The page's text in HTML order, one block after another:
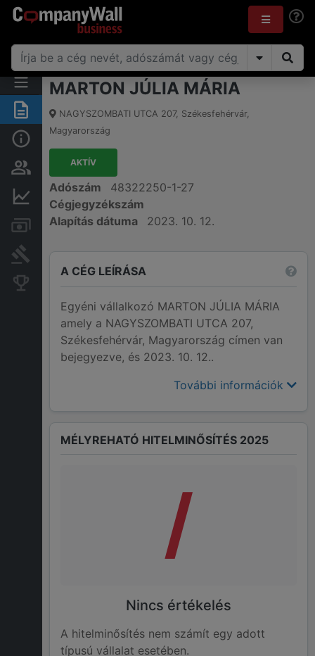
Összegzés
Alap információk
Személyek és tulajdonjog
Számlák és zárolások
Bírósági eljárások
MARTON JÚLIA MÁRIA
NAGYSZOMBATI UTCA 207, Székesfehérvár,
Magyarország
AKTÍV
Adószám
48322250-1-27
Cégjegyzékszám
Alapítás dátuma
2023. 10. 12.
A CÉG LEÍRÁSA
Egyéni vállalkozó MARTON JÚLIA MÁRIA
amely a NAGYSZOMBATI UTCA 207,
Székesfehérvár, Magyarország címen van
bejegyezve, és 2023. 10. 12..
További információk
MÉLYREHATÓ HITELMINŐSÍTÉS 2025
/
Nincs értékelés
A hitelminősítés nem számít egy adott
típusú vállalat esetében.